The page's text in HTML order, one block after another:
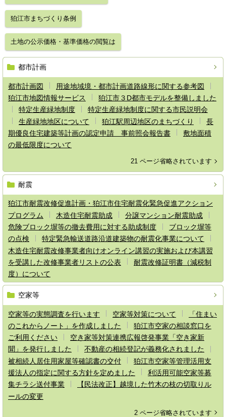
狛江市まちづくり条例
土地の公示価格・基準価格の閲覧は
都市計画
都市計画図
用途地域境・都市計画道路線形に関する参考図
狛江市地図情報サービス
狛江市３D都市モデルを整備しました
特定生産緑地制度
特定生産緑地制度に関する市民説明会
生産緑地地区について
狛江駅周辺地区のまちづくり
長
期優良住宅建築等計画の認定申請 事前照会報告書
敷地面積
の最低限度について
21 ページ省略されています
耐震
狛江市耐震改修促進計画・狛江市住宅耐震化緊急促進アクション
プログラム
木造住宅耐震助成
分譲マンション耐震助成
危険ブロック塀等の撤去費用に対する助成制度
ブロック塀等
の点検
特定緊急輸送道路沿道建築物の耐震化事業について
木造住宅耐震改修事業者向けオンライン講習の実施および本講習
を受講した改修事業者リストの公表
耐震改修証明書（減税制
度）について
空家等
空家等の実態調査を行います 空家等対策について
「住まい
のこれからノート」を作成しました
狛江市空家の相談窓口を
ご利用ください
空き家等対策連携広報啓発事業「空き家新
聞」を発行しました
不動産の相続登記が義務化されました
被相続人居住用家屋等確認書の交付
狛江市空家等管理活用支
援法人の指定に関する方針を定めました
利活用可能空家等募
集チラシ送付事業
【民法改正】越境した竹木の枝の切取りル
ールの変更
2 ページ省略されています